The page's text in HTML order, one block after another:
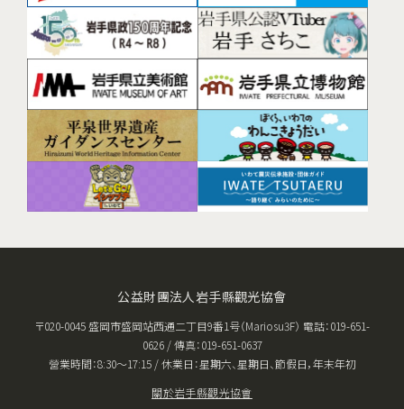
公益財團法人岩手縣觀光協會
〒020-0045 盛岡市盛岡站西通二丁目9番1号（Mariosu3F） 電話：019-651-
0626 / 傳真：019-651-0637
營業時間：8:30〜17:15 / 休業日：星期六、星期日、節假日，年末年初
關於岩手縣觀光協會